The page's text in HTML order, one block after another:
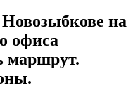
на
офиса
маршрут.